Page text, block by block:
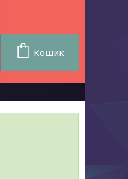
Кошик